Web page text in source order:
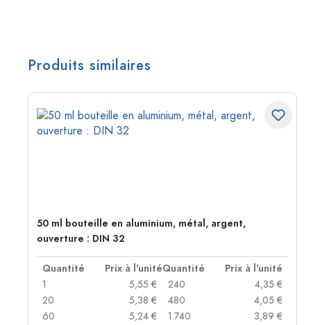
Produits similaires
50 ml bouteille en aluminium, métal, argent,
ouverture : DIN 32
Quantité Prix à l'unitéQuantité
Prix à l'unité
1
5,55 €
20
5,38 €
60
5,24 €
240
4,35 €
480
4,05 €
1.740
3,89 €